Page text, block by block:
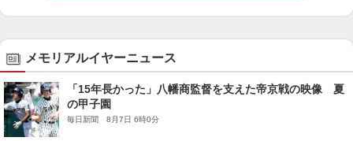
メモリアルイヤーニュース
「15年長かった」八幡商監督を支えた帝京戦の映像 夏
の甲子園
毎日新聞 8月7日 6時0分